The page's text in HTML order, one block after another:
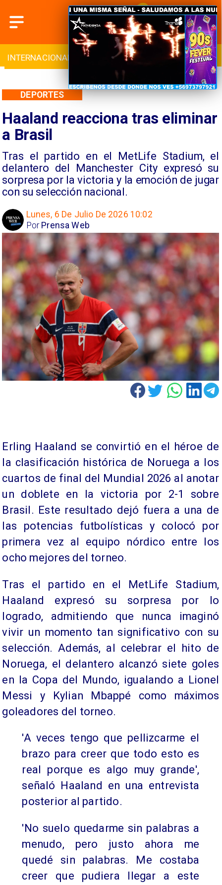
INTERNACIONAL DEPORTES CULTURA
Haaland reacciona tras eliminar
a Brasil
Tras el partido en el MetLife Stadium, el
delantero del Manchester City expresó su
sorpresa por la victoria y la emoción de jugar
con su selección nacional.
DEPORTES
Lunes, 6 De Julio De 2026 10:02
Prensa Web
Por
Erling Haaland se convirtió en el héroe de
la clasificación histórica de Noruega a los
cuartos de final del Mundial 2026 al anotar
un doblete en la victoria por 2-1 sobre
Brasil. Este resultado dejó fuera a una de
las potencias futbolísticas y colocó por
primera vez al equipo nórdico entre los
ocho mejores del torneo.
Tras el partido en el MetLife Stadium,
Haaland expresó su sorpresa por lo
logrado, admitiendo que nunca imaginó
vivir un momento tan significativo con su
selección. Además, al celebrar el hito de
Noruega, el delantero alcanzó siete goles
en la Copa del Mundo, igualando a Lionel
Messi y Kylian Mbappé como máximos
goleadores del torneo.
'A veces tengo que pellizcarme el
brazo para creer que todo esto es
real porque es algo muy grande',
señaló Haaland en una entrevista
posterior al partido.
'No suelo quedarme sin palabras a
menudo, pero justo ahora me
quedé sin palabras. Me costaba
creer que pudiera llegar a este